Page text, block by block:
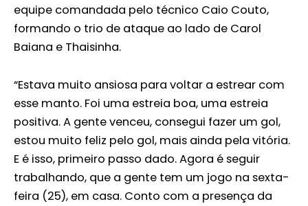
equipe comandada pelo técnico Caio Couto,
formando o trio de ataque ao lado de Carol
Baiana e Thaisinha.
“Estava muito ansiosa para voltar a estrear com
esse manto. Foi uma estreia boa, uma estreia
positiva. A gente venceu, consegui fazer um gol,
estou muito feliz pelo gol, mais ainda pela vitória.
E é isso, primeiro passo dado. Agora é seguir
trabalhando, que a gente tem um jogo na sexta-
feira (25), em casa. Conto com a presença da